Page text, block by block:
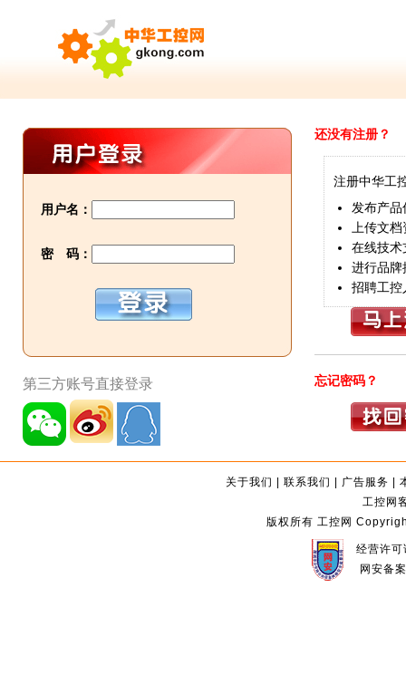
用户名：
密 码：
第三方账号直接登录
还没有注册？
注册中华工
发布产品
上传文档
在线技术
进行品牌
招聘工控
忘记密码？
关于我们 |联系我们 | 广告服务 |
工控网
版权所有 工控网
经营许
网安备